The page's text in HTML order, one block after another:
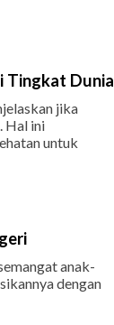
Tingkat Dunia
jika
Hal ini
untuk
anak-
dengan